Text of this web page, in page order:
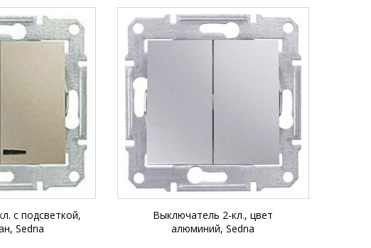
с подсветкой,
Sedna
Выключатель 2-кл., цвет
алюминий, Sedna